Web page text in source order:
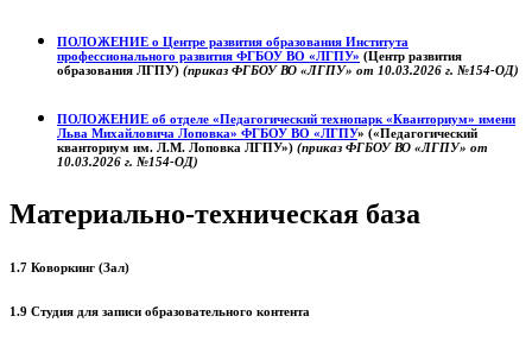
ПОЛОЖЕНИЕ о Центре развития образования Института
профессионального развития ФГБОУ ВО «ЛГПУ» (Центр развития
образования ЛГПУ) (приказ ФГБОУ ВО «ЛГПУ» от 10.03.2026 г. №154-ОД)
ПОЛОЖЕНИЕ об отделе «Педагогический технопарк «Кванториум» имени
Льва Михайловича Лоповка» ФГБОУ ВО «ЛГПУ» («Педагогический
кванториум им. Л.М. Лоповка ЛГПУ») (приказ ФГБОУ ВО «ЛГПУ» от
10.03.2026 г. №154-ОД)
Материально-техническая база
1.7 Коворкинг (Зал)
1.9 Студия для записи образовательного контента